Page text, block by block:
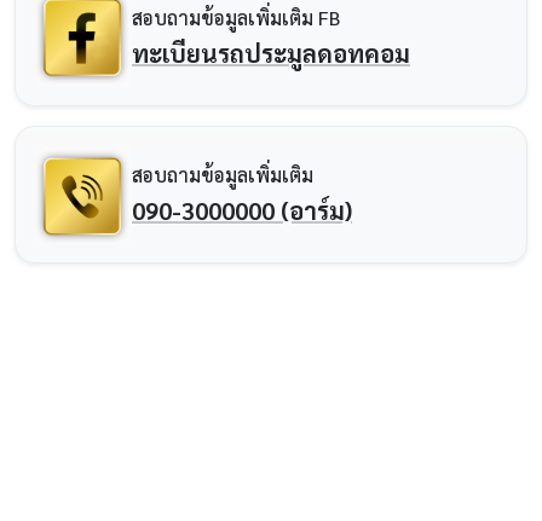
สอบถามข้อมูลเพิ่มเติม FB
ทะเบียนรถประมูลดอทคอม
สอบถามข้อมูลเพิ่มเติม
090-3000000 (อาร์ม)